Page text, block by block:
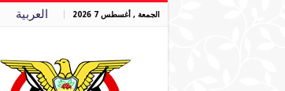
الجمعة , أغسطس 7 2026 العربية